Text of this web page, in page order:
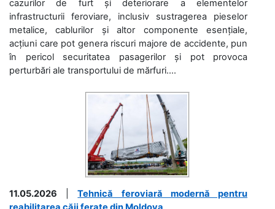
cazurilor de furt și deteriorare a elementelor
infrastructurii feroviare, inclusiv sustragerea pieselor
metalice, cablurilor și altor componente esențiale,
acțiuni care pot genera riscuri majore de accidente, pun
în pericol securitatea pasagerilor și pot provoca
perturbări ale transportului de mărfuri....
11.05.2026 |Tehnică feroviară modernă pentru